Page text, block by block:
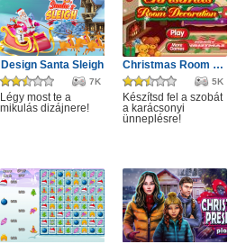
Design Santa Sleigh
7K
Légy most te a
mikulás dizájnere!
Christmas Room Decoration
5K
Készítsd fel a szobát
a karácsonyi
ünneplésre!